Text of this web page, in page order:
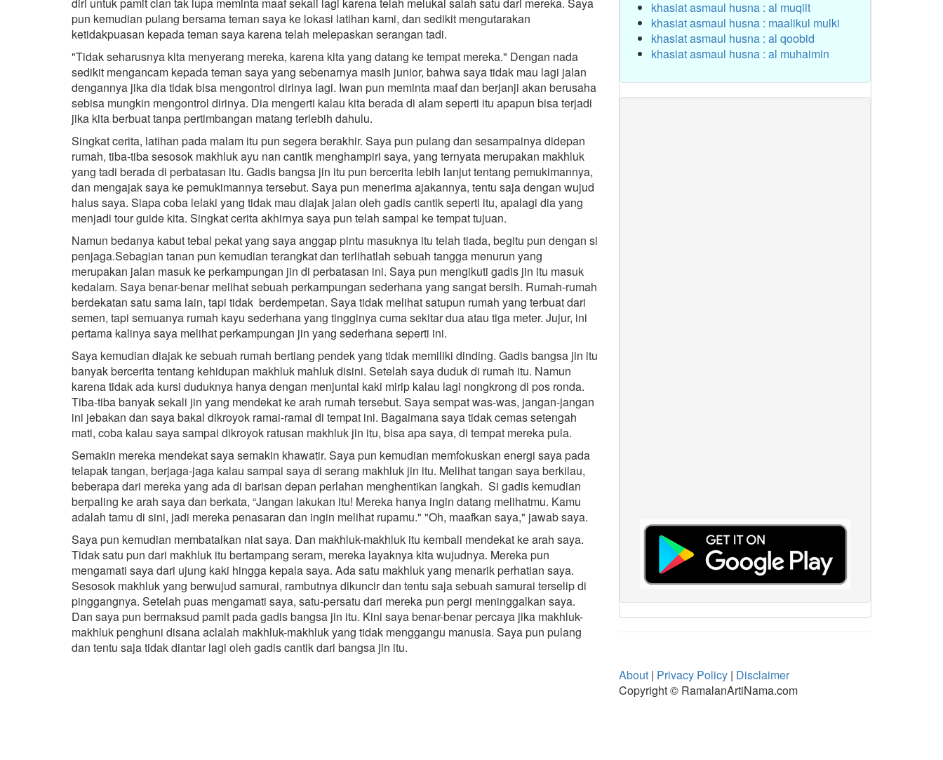
pun kemudian pulang bersama teman saya ke lokasi latihan kami, dan sedikit mengutarakan
ketidakpuasan kepada teman saya karena telah melepaskan serangan tadi.
"Tidak seharusnya kita menyerang mereka, karena kita yang datang ke tempat mereka." Dengan nada
sedikit mengancam kepada teman saya yang sebenarnya masih junior, bahwa saya tidak mau lagi jalan
dengannya jika dia tidak bisa mengontrol dirinya Iagi. Iwan pun meminta maaf dan berjanji akan berusaha
sebisa mungkin mengontrol dirinya. Dia mengerti kalau kita berada di alam seperti itu apapun bisa terjadi
jika kita berbuat tanpa pertimbangan matang terlebih dahulu.
Singkat cerita, latihan pada malam itu pun segera berakhir. Saya pun pulang dan sesampainya didepan
rumah, tiba-tiba sesosok makhluk ayu nan cantik menghampiri saya, yang ternyata merupakan makhluk
yang tadi berada di perbatasan itu. Gadis bangsa jin itu pun bercerita lebih lanjut tentang pemukimannya,
dan mengajak saya ke pemukimannya tersebut. Saya pun menerima ajakannya, tentu saja dengan wujud
halus saya. Siapa coba lelaki yang tidak mau diajak jalan oleh gadis cantik seperti itu, apalagi dia yang
menjadi tour guide kita. Singkat cerita akhirnya saya pun telah sampai ke tempat tujuan.
Namun bedanya kabut tebal pekat yang saya anggap pintu masuknya itu telah tiada, begitu pun dengan si
penjaga.Sebagian tanan pun kemudian terangkat dan terlihatlah sebuah tangga menurun yang
merupakan jalan masuk ke perkampungan jin di perbatasan ini. Saya pun mengikuti gadis jin itu masuk
kedalam. Saya benar-benar melihat sebuah perkampungan sederhana yang sangat bersih. Rumah-rumah
berdekatan satu sama lain, tapi tidak berdempetan. Saya tidak melihat satupun rumah yang terbuat dari
semen, tapi semuanya rumah kayu sederhana yang tingginya cuma sekitar dua atau tiga meter. Jujur, ini
pertama kalinya saya melihat perkampungan jin yang sederhana seperti ini.
Saya kemudian diajak ke sebuah rumah bertiang pendek yang tidak memiliki dinding. Gadis bangsa jin itu
banyak bercerita tentang kehidupan makhluk mahluk disini. Setelah saya duduk di rumah itu. Namun
karena tidak ada kursi duduknya hanya dengan menjuntai kaki mirip kalau lagi nongkrong di pos ronda.
Tiba-tiba banyak sekali jin yang mendekat ke arah rumah tersebut. Saya sempat was-was, jangan-jangan
ini jebakan dan saya bakal dikroyok ramai-ramai di tempat ini. Bagaimana saya tidak cemas setengah
mati, coba kalau saya sampai dikroyok ratusan makhluk jin itu, bisa apa saya, di tempat mereka pula.
Semakin mereka mendekat saya semakin khawatir. Saya pun kemudian memfokuskan energi saya pada
telapak tangan, berjaga-jaga kalau sampai saya di serang makhluk jin itu. Melihat tangan saya berkilau,
beberapa dari mereka yang ada di barisan depan perlahan menghentikan langkah. Si gadis kemudian
berpaling ke arah saya dan berkata, “Jangan lakukan itu! Mereka hanya ingin datang melihatmu. Kamu
adalah tamu di sini, jadi mereka penasaran dan ingin melihat rupamu." "Oh, maafkan saya," jawab saya.
Saya pun kemudian membatalkan niat saya. Dan makhluk-makhluk itu kembali mendekat ke arah saya.
Tidak satu pun dari makhluk itu bertampang seram, mereka layaknya kita wujudnya. Mereka pun
mengamati saya dari ujung kaki hingga kepala saya. Ada satu makhluk yang menarik perhatian saya.
Sesosok makhluk yang berwujud samurai, rambutnya dikuncir dan tentu saja sebuah samurai terselip di
pinggangnya. Setelah puas mengamati saya, satu-persatu dari mereka pun pergi meninggalkan saya.
Dan saya pun bermaksud pamit pada gadis bangsa jin itu. Kini saya benar-benar percaya jika makhluk-
makhluk penghuni disana aclalah makhluk-makhluk yang tidak menggangu manusia. Saya pun pulang
dan tentu saja tidak diantar lagi oleh gadis cantik dari bangsa jin itu.
khasiat asmaul husna : al muqiit
khasiat asmaul husna : maalikul mulki
khasiat asmaul husna : al qoobid
khasiat asmaul husna : al muhaimin
About | Privacy Policy | Disclaimer
Copyright © RamalanArtiNama.com